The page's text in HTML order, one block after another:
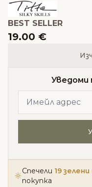
BEST SELLER
19.00 €
Уведоми
Спечели 19
покупка